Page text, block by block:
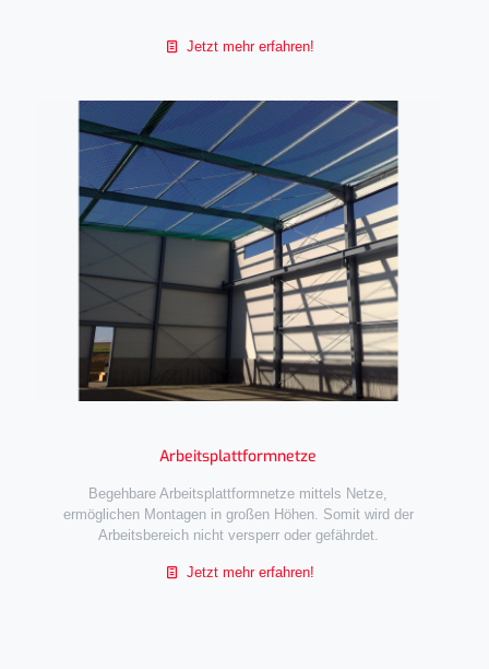
Jetzt mehr erfahren!
Arbeitsplattformnetze
Begehbare Arbeitsplattformnetze mittels Netze,
ermöglichen Montagen in großen Höhen. Somit wird der
Arbeitsbereich nicht versperr oder gefährdet.
Jetzt mehr erfahren!